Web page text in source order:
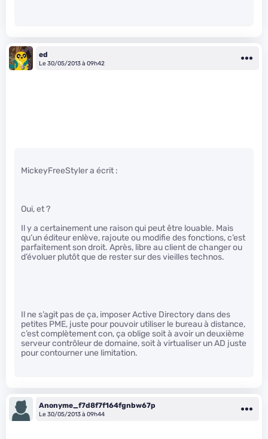
ed
Le 30/05/2013 à 09h42
MickeyFreeStyler a écrit :
Oui, et ?
Il y a certainement une raison qui peut être louable. Mais
qu’un éditeur enlève, rajoute ou modifie des fonctions, c’est
parfaitement son droit. Après, libre au client de changer ou
d’évoluer plutôt que de rester sur des vieilles technos.
Il ne s’agit pas de ça, imposer Active Directory dans des
petites PME, juste pour pouvoir utiliser le bureau à distance,
c’est complètement con, ça oblige soit à avoir un deuxième
serveur contrôleur de domaine, soit à virtualiser un AD juste
pour contourner une limitation.
Anonyme_f7d8f7f164fgnbw67p
Le 30/05/2013 à 09h44